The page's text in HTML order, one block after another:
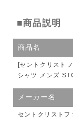
■商品説明
商品名
[セントクリスト
シャツ メンズ
メーカー名
セントクリストフ